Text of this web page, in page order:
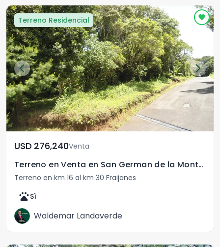
Terreno Residencial
USD	276,240Venta
Terreno en Venta en San German de la Montaña Fraijanes
Terreno en km 16 al km 30 Fraijanes
petsSì
Waldemar Landaverde